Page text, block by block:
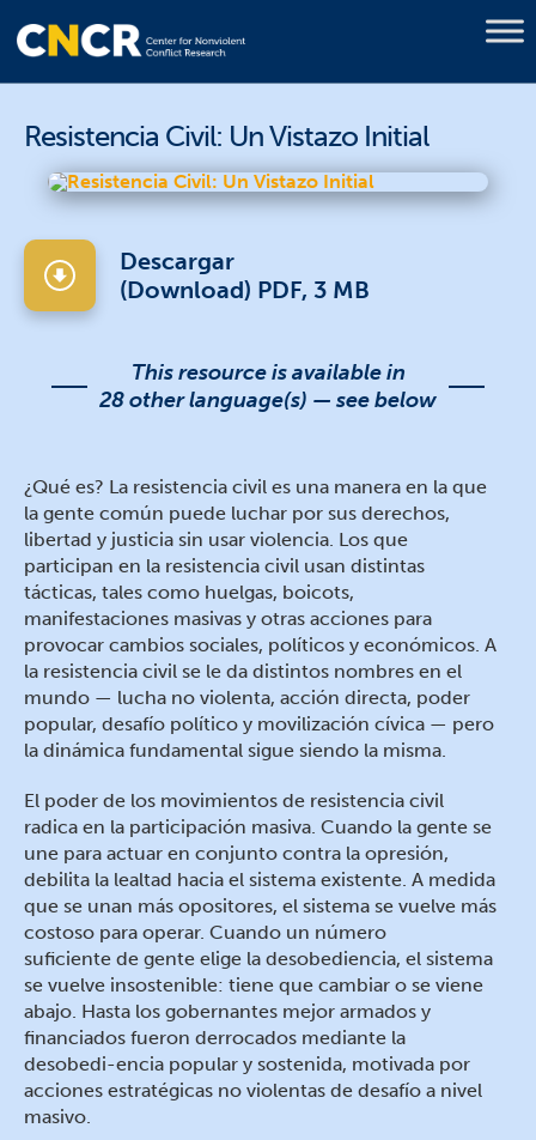
Resistencia Civil: Un Vistazo Initial
Descargar
(Download) PDF, 3 MB
This resource is available in
28 other language(s) — see below
¿Qué es? La resistencia civil es una manera en la que
la gente común puede luchar por sus derechos,
libertad y justicia sin usar violencia. Los que
participan en la resistencia civil usan distintas
tácticas, tales como huelgas, boicots,
manifestaciones masivas y otras acciones para
provocar cambios sociales, políticos y económicos. A
la resistencia civil se le da distintos nombres en el
mundo — lucha no violenta, acción directa, poder
popular, desafío político y movilización cívica — pero
la dinámica fundamental sigue siendo la misma.
El poder de los movimientos de resistencia civil
radica en la participación masiva. Cuando la gente se
une para actuar en conjunto contra la opresión,
debilita la lealtad hacia el sistema existente. A medida
que se unan más opositores, el sistema se vuelve más
costoso para operar. Cuando un número
suficiente de gente elige la desobediencia, el sistema
se vuelve insostenible: tiene que cambiar o se viene
abajo. Hasta los gobernantes mejor armados y
financiados fueron derrocados mediante la
desobedi-encia popular y sostenida, motivada por
acciones estratégicas no violentas de desafío a nivel
masivo.